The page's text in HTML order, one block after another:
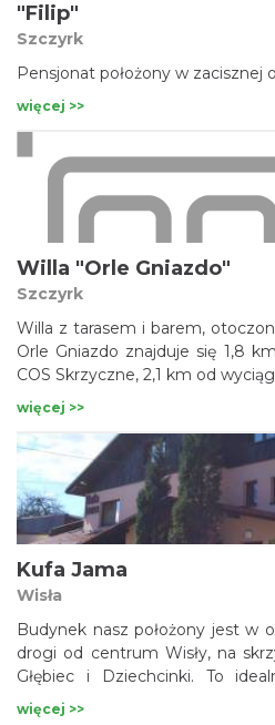
"Filip"
Szczyrk
Pensjonat położony w zacisznej
więcej >>
Willa "Orle Gniazdo"
Szczyrk
Willa z tarasem i barem,
Orle Gniazdo znajduje się 1,8
COS Skrzyczne, 2,1 km od
Tylko 3,4 km od ośrodka
Resort.
więcej >>
Kufa Jama
Wisła
Budynek nasz położony jest w
drogi od centrum Wisły, na
Głębiec i Dziechcinki. To
górskie, a zimą na wyciągi
więcej >>